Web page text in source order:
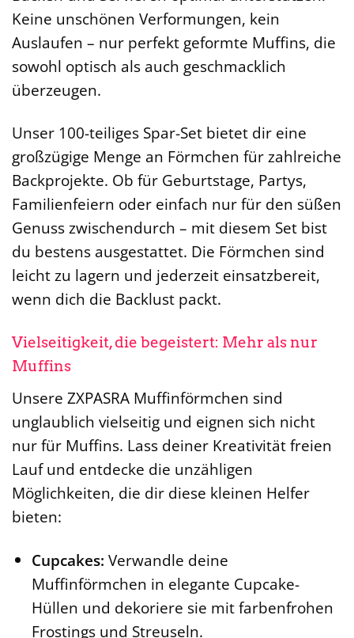
Keine unschönen Verformungen, kein
Auslaufen – nur perfekt geformte Muffins, die
sowohl optisch als auch geschmacklich
überzeugen.
Unser 100-teiliges Spar-Set bietet dir eine
großzügige Menge an Förmchen für zahlreiche
Backprojekte. Ob für Geburtstage, Partys,
Familienfeiern oder einfach nur für den süßen
Genuss zwischendurch – mit diesem Set bist
du bestens ausgestattet. Die Förmchen sind
leicht zu lagern und jederzeit einsatzbereit,
wenn dich die Backlust packt.
Vielseitigkeit, die begeistert: Mehr als nur
Muffins
Unsere ZXPASRA Muffinförmchen sind
unglaublich vielseitig und eignen sich nicht
nur für Muffins. Lass deiner Kreativität freien
Lauf und entdecke die unzähligen
Möglichkeiten, die dir diese kleinen Helfer
bieten:
Cupcakes: Verwandle deine
Muffinförmchen in elegante Cupcake-
Hüllen und dekoriere sie mit farbenfrohen
Frostings und Streuseln.